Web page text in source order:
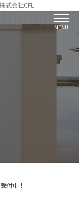
式会社CFL
MENU
付中！